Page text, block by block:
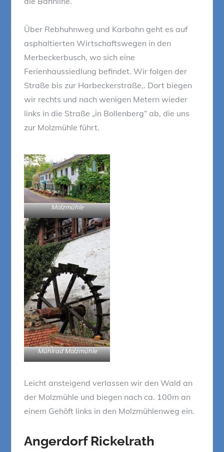
Über Rebhuhnweg und Karbahn geht es auf
asphaltierten Wirtschaftswegen in den
Merbeckerbusch, wo sich eine
Ferienhaussiedlung befindet. Wir folgen der
Straße bis zur Harbeckerstraße,. Dort biegen
wir rechts und nach wenigen Metern wieder
links in die Straße „in Bollenberg“ ab, die uns
zur Molzmühle führt.
Molzmühle
Mühlrad Molzmühle
Leicht ansteigend verlassen wir den Wald an
der Molzmühle und biegen nach ca. 100m an
einem Gehöft links in den Molzmühlenweg ein.
Angerdorf Rickelrath